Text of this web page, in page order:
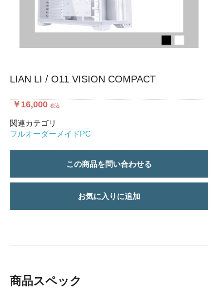
LIAN LI / O11 VISION COMPACT
￥16,000 税込
関連カテゴリ
フルオーダーメイドPC
この商品を問い合わせる
お気に入りに追加
商品スペック